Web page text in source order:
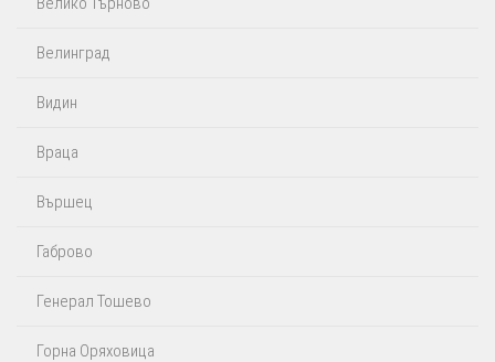
Велинград
Видин
Враца
Вършец
Габрово
Генерал Тошево
Горна Оряховица